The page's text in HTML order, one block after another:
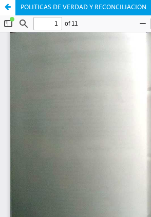
POLITICAS DE VERDAD Y RECONCILIACION